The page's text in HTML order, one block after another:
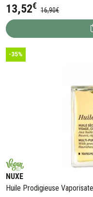
13,52€ 16,90€
-35%
NUXE
Huile Prodigieuse